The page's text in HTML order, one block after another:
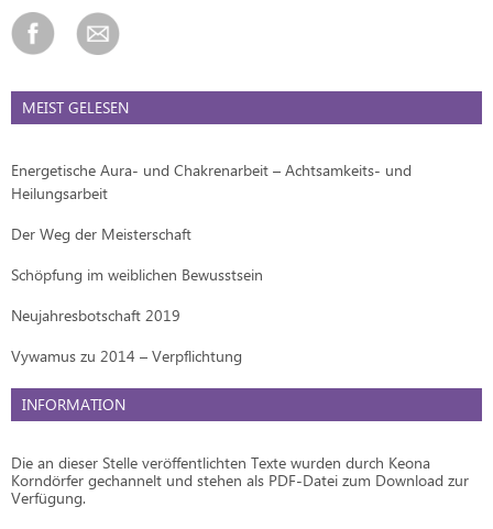
MEIST GELESEN
Energetische Aura- und Chakrenarbeit – Achtsamkeits- und
Heilungsarbeit
Der Weg der Meisterschaft
Schöpfung im weiblichen Bewusstsein
Neujahresbotschaft 2019
Vywamus zu 2014 – Verpflichtung
INFORMATION
Die an dieser Stelle veröffentlichten Texte wurden durch Keona
Korndörfer gechannelt und stehen als PDF-Datei zum Download zur
Verfügung.